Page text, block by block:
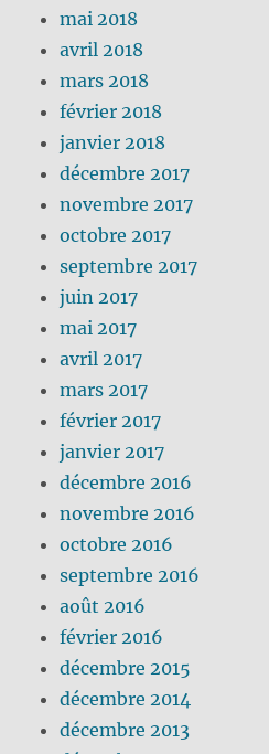
mai 2018
avril 2018
mars 2018
février 2018
janvier 2018
décembre 2017
novembre 2017
octobre 2017
septembre 2017
juin 2017
mai 2017
avril 2017
mars 2017
février 2017
janvier 2017
décembre 2016
novembre 2016
octobre 2016
septembre 2016
août 2016
février 2016
décembre 2015
décembre 2014
décembre 2013